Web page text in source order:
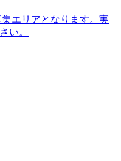
エリアとなります。実
い。